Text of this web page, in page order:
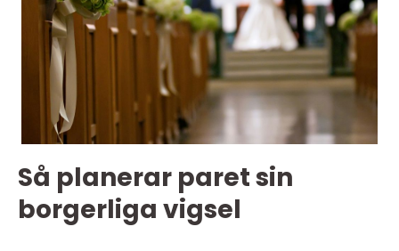
Så planerar paret sin
borgerliga vigsel